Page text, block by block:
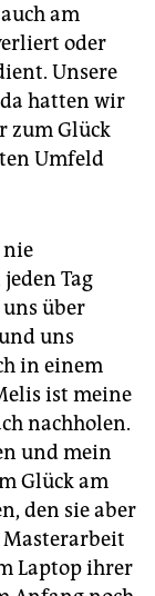
am
oder
Unsere
hatten wir
zum Glück
Umfeld
nie
Tag
über
uns
in einem
ist meine
nachholen.
und mein
Glück am
den sie aber
Masterarbeit
Laptop ihrer